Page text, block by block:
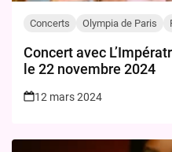
Concerts Olympia de Paris
Concert avec
le 22 novembre 2024
12 mars 2024